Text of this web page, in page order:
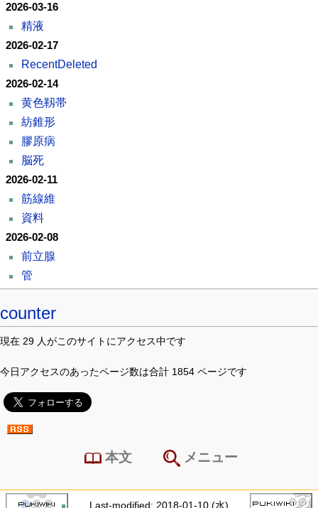
2026-03-16
精液
2026-02-17
RecentDeleted
2026-02-14
黄色靱帯
紡錐形
膠原病
脳死
2026-02-11
筋線維
資料
2026-02-08
前立腺
管
counter
現在 29 人がこのサイトにアクセス中です
今日アクセスのあったページ数は合計 1854 ページです
本文 メニュー
Last-modified: 2018-01-10 (水)